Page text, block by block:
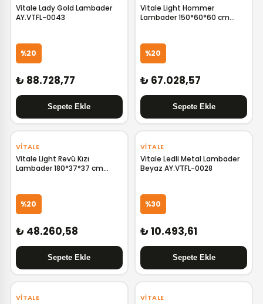
Vitale Lady Gold Lambader
AY.VTFL-0043
%20
₺ 88.728,77
Vitale Light Hommer
Lambader 150*60*60 cm
%20
₺ 67.028,57
VITALE
Vitale Light Revü Kızı
Lambader 180*37*37 cm
%20
₺ 48.260,58
VITALE
Vitale Ledli Metal Lambader
Beyaz AY.VTFL-0028
%30
₺ 10.493,61
VITALE VITALE